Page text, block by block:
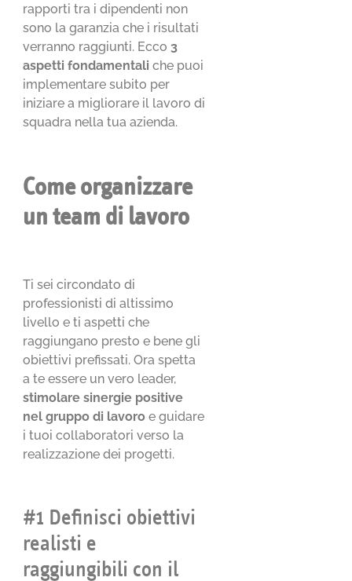
rapporti tra i dipendenti non
sono la garanzia che i risultati
verranno raggiunti. Ecco 3
aspetti fondamentali che puoi
implementare subito per
iniziare a migliorare il lavoro di
squadra nella tua azienda.
Come organizzare
un team di lavoro
Ti sei circondato di
professionisti di altissimo
livello e ti aspetti che
raggiungano presto e bene gli
obiettivi prefissati. Ora spetta
a te essere un vero leader,
stimolare sinergie positive
nel gruppo di lavoro e guidare
i tuoi collaboratori verso la
realizzazione dei progetti.
#1 Definisci obiettivi
realisti e
raggiungibili con il